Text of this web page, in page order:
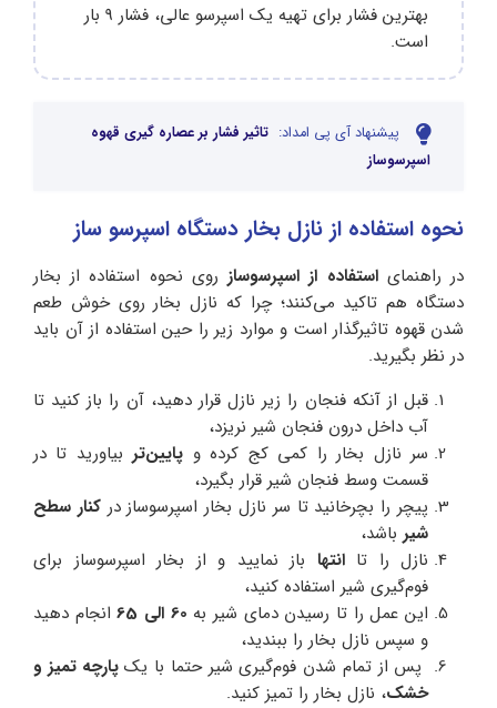
بهترین فشار برای تهیه یک اسپرسو عالی، فشار 9 بار
است.
پیشنهاد آی پی امداد: تاثیر فشار بر عصاره گیری قهوه
اسپرسوساز
نحوه استفاده از نازل بخار دستگاه اسپرسو ساز
در راهنمایاستفاده از اسپرسوساز روی نحوه استفاده از بخار
دستگاه هم تاکید می‌کنند؛ چرا که نازل بخار روی خوش طعم
شدن قهوه تاثیرگذار است و موارد زیر را حین استفاده از آن باید
در نظر بگیرید.
قبل از آنکه فنجان را زیر نازل قرار دهید، آن را باز کنید تا
آب داخل درون فنجان شیر نریزد،
سر نازل بخار را کمی کج کرده و پایین‌تر بیاورید تا در
قسمت وسط فنجان شیر قرار بگیرد،
پیچر را بچرخانید تا سر نازل بخار اسپرسوساز درکنار سطح
شیر باشد،
نازل را تاانتها باز نمایید و از بخار اسپرسوساز برای
فوم‌گیری شیر استفاده کنید،
این عمل را تا رسیدن دمای شیر به
انجام دهید
و سپس نازل بخار را ببندید،
پس از تمام شدن فوم‌گیری شیر حتما با یکپارچه تمیز و
خشک، نازل بخار را تمیز کنید.